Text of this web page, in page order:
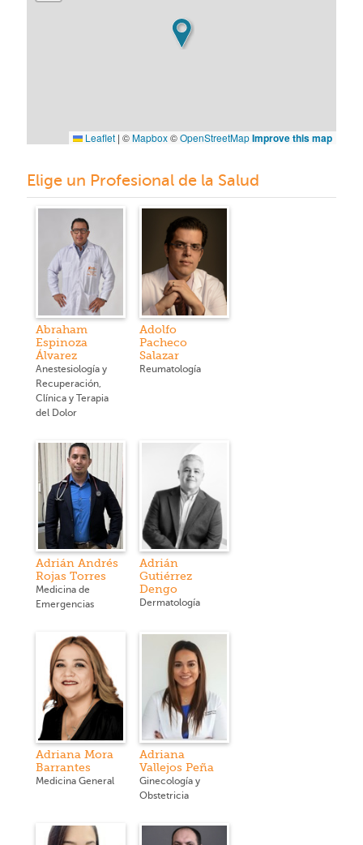
Leaflet | ©Mapbox©OpenStreetMapImprove this map
Elige un Profesional de la Salud
Abraham
Espinoza
Álvarez
Anestesiología y
Recuperación,
Clínica y Terapia
del Dolor
Adolfo
Pacheco
Salazar
Reumatología
Adrián Andrés
Rojas Torres
Medicina de
Emergencias
Adrián
Gutiérrez
Dengo
Dermatología
Adriana Mora
Barrantes
Medicina General
Adriana
Vallejos Peña
Ginecología y
Obstetricia